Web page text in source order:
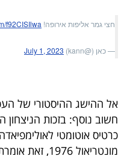
דרושים
מייל
אדום
חצי גמר אליפות אירופה! f92CISIlwa
— כאן (@kann) July 1, 2023
אל ההישג ההיסטורי של
חשוב נוסף: בזכות
כרטיס אוטומטי